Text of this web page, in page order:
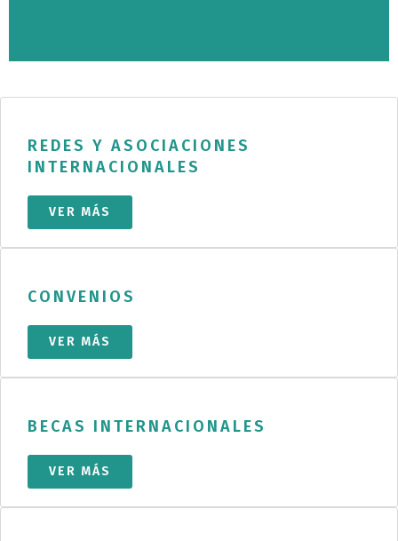
REDES Y ASOCIACIONES
INTERNACIONALES
VER MÁS
CONVENIOS
VER MÁS
BECAS INTERNACIONALES
VER MÁS